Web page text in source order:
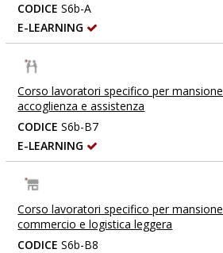
CODICE S6b-A
E-LEARNING
Corso lavoratori specifico per
accoglienza e assistenza
CODICE S6b-B7
E-LEARNING
Corso lavoratori specifico per
commercio e logistica leggera
CODICE S6b-B8